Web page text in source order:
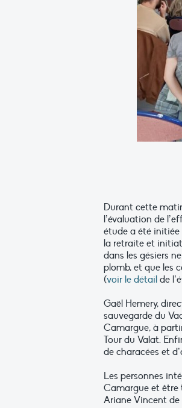
Durant cette
l’évaluation de
étude a été initiée
la retraite et
dans les gésiers
plomb, et que les
(voir le détail de
Gaël Hemery,
sauvegarde du
Camargue, à
Tour du Valat.
de characées et
Les personnes
Camargue et être
Ariane Vincent de